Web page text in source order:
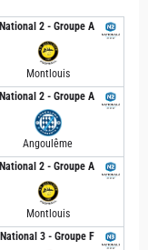
National 2 - Groupe A
Montlouis
National 2 - Groupe A
Angoulême
National 2 - Groupe A
Montlouis
National 3 - Groupe F